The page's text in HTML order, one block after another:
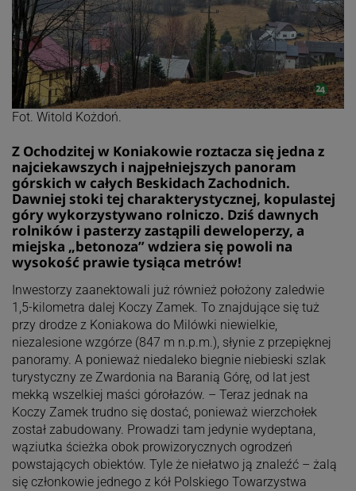
Fot. Witold Kożdoń.
Z Ochodzitej w Koniakowie roztacza się jedna z
najciekawszych i najpełniejszych panoram
górskich w całych Beskidach Zachodnich.
Dawniej stoki tej charakterystycznej, kopulastej
góry wykorzystywano rolniczo. Dziś dawnych
rolników i pasterzy zastąpili deweloperzy, a
miejska „betonoza” wdziera się powoli na
wysokość prawie tysiąca metrów!
Inwestorzy zaanektowali już również położony zaledwie
1,5-kilometra dalej Koczy Zamek. To znajdujące się tuż
przy drodze z Koniakowa do Milówki niewielkie,
niezalesione wzgórze (847 m n.p.m.), słynie z przepięknej
panoramy. A ponieważ niedaleko biegnie niebieski szlak
turystyczny ze Zwardonia na Baranią Górę, od lat jest
mekką wszelkiej maści górołazów. – Teraz jednak na
Koczy Zamek trudno się dostać, ponieważ wierzchołek
został zabudowany. Prowadzi tam jedynie wydeptana,
wąziutka ścieżka obok prowizorycznych ogrodzeń
powstających obiektów. Tyle że niełatwo ją znaleźć – żalą
się członkowie jednego z kół Polskiego Towarzystwa